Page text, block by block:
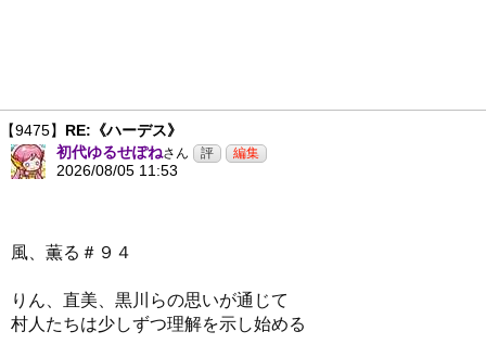
【9475】 RE:《ハーデス》
初代ゆるせぽねさん
2026/08/05 11:53
風、薫る＃９４
りん、直美、黒川らの思いが通じて
村人たちは少しずつ理解を示し始める